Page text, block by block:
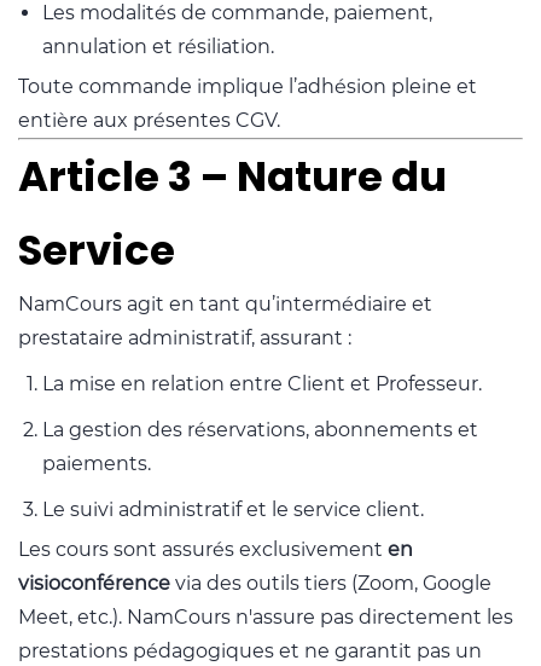
Les modalités de commande, paiement,
annulation et résiliation.
Toute commande implique l’adhésion pleine et
entière aux présentes CGV.
Article 3 – Nature du
Service
NamCours agit en tant qu’intermédiaire et
prestataire administratif, assurant :
La mise en relation entre Client et Professeur.
La gestion des réservations, abonnements et
paiements.
Le suivi administratif et le service client.
Les cours sont assurés exclusivement en
visioconférence via des outils tiers (Zoom, Google
Meet, etc.). NamCours n'assure pas directement les
prestations pédagogiques et ne garantit pas un